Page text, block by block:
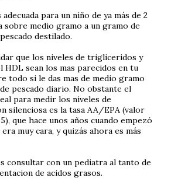
para un niño de ya más de 2
sobre medio gramo a un gramo de
destilado.
que los niveles de trigliceridos y
HDL sean los mas parecidos en tu
todo si le das mas de medio gramo
pescado diario. No obstante el
para medir los niveles de
silenciosa es la tasa AA/EPA (valor
que hace unos años cuando empezó
muy cara, y quizás ahora es más
consultar con un pediatra al tanto de
de acidos grasos.